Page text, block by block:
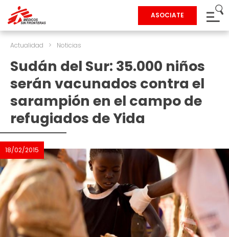
ASOCIATE
Actualidad > Noticias
Sudán del Sur: 35.000 niños
serán vacunados contra el
sarampión en el campo de
refugiados de Yida
18/02/2015